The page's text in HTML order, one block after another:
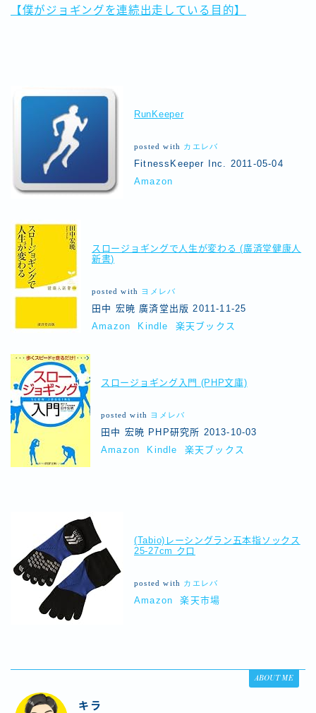
【僕がジョギングを連続出走している目的】
RunKeeper
posted with カエレバ
FitnessKeeper Inc. 2011-05-04
Amazon
スロージョギングで人生が変わる (廣済堂健康人
新書)
posted with ヨメレバ
田中 宏暁 廣済堂出版 2011-11-25
Amazon
Kindle 楽天ブックス
スロージョギング入門 (PHP文庫)
posted with ヨメレバ
田中 宏暁 PHP研究所 2013-10-03
Amazon
Kindle 楽天ブックス
(Tabio)レーシングラン五本指ソックス
25-27cm クロ
posted with カエレバ
Amazon 楽天市場
ABOUT ME
キラ